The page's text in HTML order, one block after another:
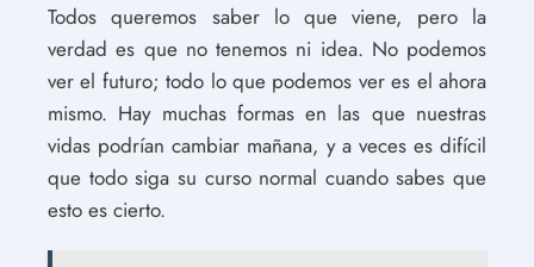
Todos queremos saber lo que viene, pero la
verdad es que no tenemos ni idea. No podemos
ver el futuro; todo lo que podemos ver es el ahora
mismo. Hay muchas formas en las que nuestras
vidas podrían cambiar mañana, y a veces es difícil
que todo siga su curso normal cuando sabes que
esto es cierto.